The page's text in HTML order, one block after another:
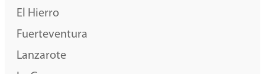
El Hierro
Fuerteventura
Lanzarote